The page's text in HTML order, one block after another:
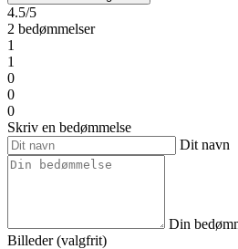
4.5/5
2 bedømmelser
1
1
0
0
0
Skriv en bedømmelse
Dit navn
Din
Billeder (valgfrit)